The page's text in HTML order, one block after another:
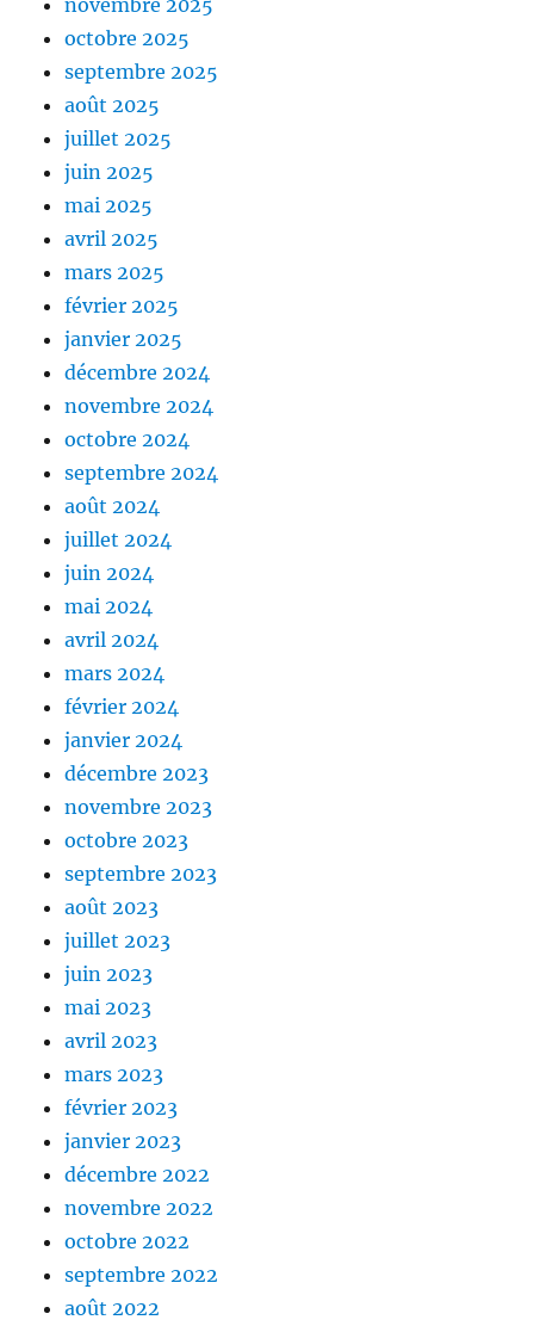
novembre 2025
octobre 2025
septembre 2025
août 2025
juillet 2025
juin 2025
mai 2025
avril 2025
mars 2025
février 2025
janvier 2025
décembre 2024
novembre 2024
octobre 2024
septembre 2024
août 2024
juillet 2024
juin 2024
mai 2024
avril 2024
mars 2024
février 2024
janvier 2024
décembre 2023
novembre 2023
octobre 2023
septembre 2023
août 2023
juillet 2023
juin 2023
mai 2023
avril 2023
mars 2023
février 2023
janvier 2023
décembre 2022
novembre 2022
octobre 2022
septembre 2022
août 2022